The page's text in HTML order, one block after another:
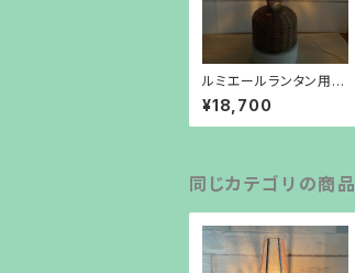
ルミエールランタン用ホ
ヤ【 樹氷 】
¥18,700
同じカテゴリの商品